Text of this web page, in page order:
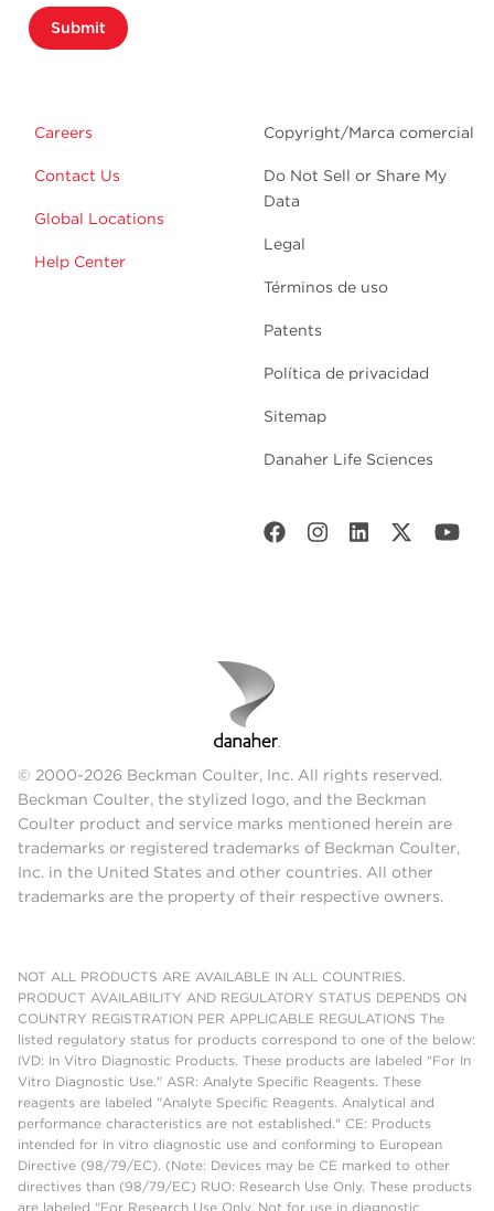
Submit
Careers
Contact Us
Global Locations
Help Center
Copyright/Marca comercial
Do Not Sell or Share My
Data
Legal
Términos de uso
Patents
Política de privacidad
Sitemap
Danaher Life Sciences
© 2000-2026 Beckman Coulter, Inc. All rights reserved.
Beckman Coulter, the stylized logo, and the Beckman
Coulter product and service marks mentioned herein are
trademarks or registered trademarks of Beckman Coulter,
Inc. in the United States and other countries. All other
trademarks are the property of their respective owners.
NOT ALL PRODUCTS ARE AVAILABLE IN ALL COUNTRIES.
PRODUCT AVAILABILITY AND REGULATORY STATUS DEPENDS ON
COUNTRY REGISTRATION PER APPLICABLE REGULATIONS The
listed regulatory status for products correspond to one of the below:
IVD: In Vitro Diagnostic Products. These products are labeled "For In
Vitro Diagnostic Use." ASR: Analyte Specific Reagents. These
reagents are labeled "Analyte Specific Reagents. Analytical and
performance characteristics are not established." CE: Products
intended for in vitro diagnostic use and conforming to European
Directive (98/79/EC). (Note: Devices may be CE marked to other
directives than (98/79/EC) RUO: Research Use Only. These products
are labeled "For Research Use Only. Not for use in diagnostic